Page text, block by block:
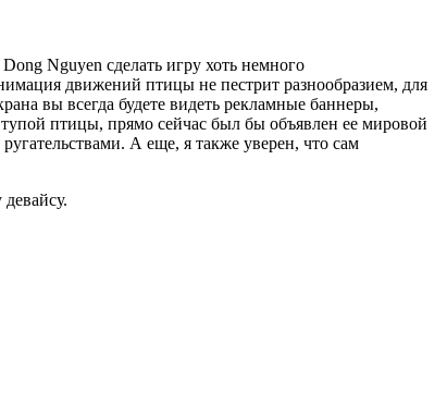
Nguyen сделать игру хоть немного
движений птицы не пестрит разнообразием, для
вы всегда будете видеть рекламные баннеры,
птицы, прямо сейчас был бы объявлен ее мировой
А еще, я также уверен, что сам